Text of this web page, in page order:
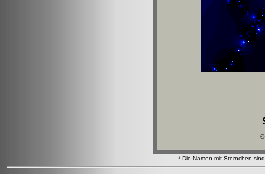
©
* Die Namen mit Sternchen